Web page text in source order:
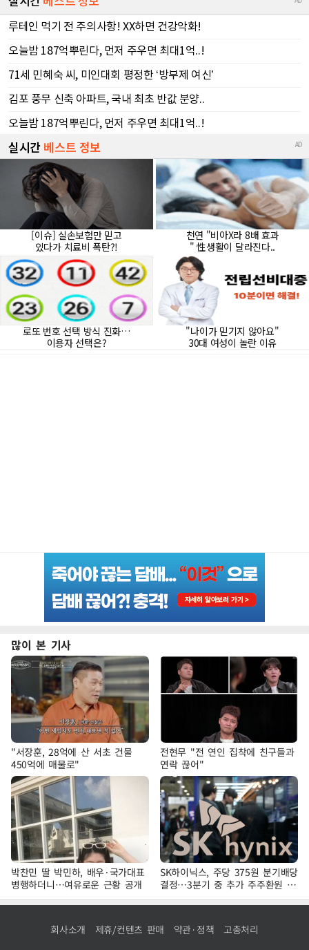
많이 본 기사
"서장훈, 28억에 산 서초 건물
450억에 매물로"
전현무 "전 연인 집착에 친구들과
연락 끊어"
박찬민 딸 박민하, 배우·국가대표
병행하더니…여유로운 근황 공개
SK하이닉스, 주당 375원 분기배당
결정…3분기 중 추가 주주환원 발
표
회사소개 제휴/컨텐츠 판매 약관·정책 고충처리